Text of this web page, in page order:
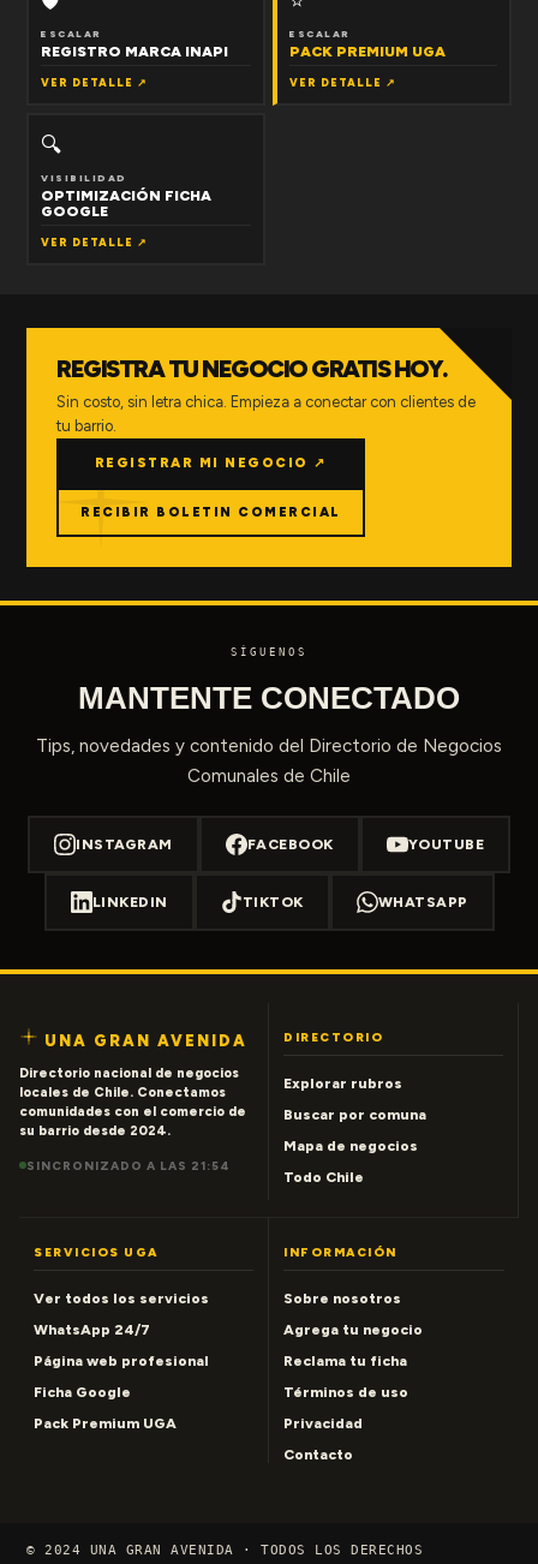
ESCALAR
REGISTRO MARCA INAPI
VER DETALLE ↗
ESCALAR
PACK PREMIUM UGA
VER DETALLE ↗
🔍
VISIBILIDAD
OPTIMIZACIÓN FICHA
GOOGLE
VER DETALLE ↗
REGISTRA TU NEGOCIO GRATIS HOY.
Sin costo, sin letra chica. Empieza a conectar con clientes de
tu barrio.
REGISTRAR MI NEGOCIO ↗
RECIBIR BOLETIN COMERCIAL
SÍGUENOS
MANTENTE CONECTADO
Tips, novedades y contenido del Directorio de Negocios
Comunales de Chile
INSTAGRAM FACEBOOK YOUTUBE
LINKEDIN TIKTOK WHATSAPP
UNA GRAN AVENIDA
Directorio nacional de negocios
locales de Chile. Conectamos
comunidades con el comercio de
su barrio desde 2024.
SINCRONIZADO A LAS 21:54
DIRECTORIO
Explorar rubros
Buscar por comuna
Mapa de negocios
Todo Chile
SERVICIOS UGA
Ver todos los servicios
WhatsApp 24/7
Página web profesional
Ficha Google
Pack Premium UGA
INFORMACIÓN
Sobre nosotros
Agrega tu negocio
Reclama tu ficha
Términos de uso
Privacidad
Contacto
© 2024 UNA GRAN AVENIDA · TODOS LOS DERECHOS